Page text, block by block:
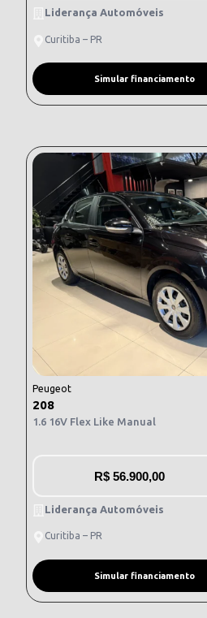
Liderança Automóveis
Curitiba – PR
Simular financiamento
Peugeot
208
1.6 16V Flex Like Manual
R$ 56.900,00
Liderança Automóveis
Curitiba – PR
Simular financiamento